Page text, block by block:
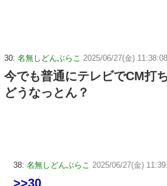
30: 名無しどんぶらこ 2025/06/27(金)
今でも普通にテレビでCM打
どうなっとん？
38: 名無しどんぶらこ 2025/06/27(金)
>>30